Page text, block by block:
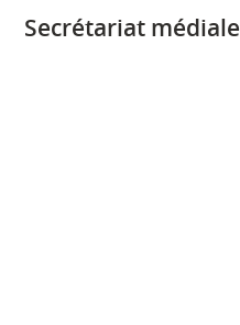
Secrétariat médiale